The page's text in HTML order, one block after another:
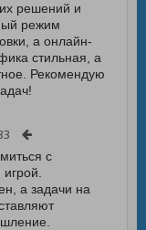
решений и
режим
а онлайн-
стильная, а
Рекомендую
с
а задачи на